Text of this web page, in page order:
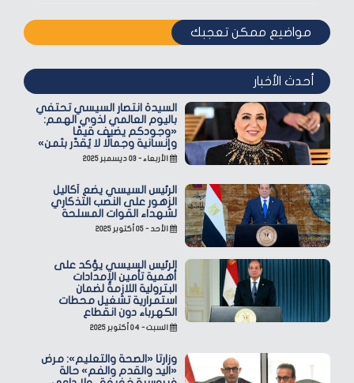
مواضيع ممكن تعجبك
أحدث الأخبار
السيدة انتصار السيسي تحتفي
باليوم العالمي لذوي الهمم:
«وجودكم يضيف قيمًا
وإنسانية وجمالًا لا يُقدّر بثمن»
الأربعاء - ٠٣ ديسمبر ٢٠٢٥
الرئيس السيسي يضع أكاليل
الزهور على النصب التذكاري
لشهداء القوات المسلحة
الأحد - ٠٥ أكتوبر ٢٠٢٥
الرئيس السيسي يؤكد على
أهمية تأمين الإمدادات
البترولية اللازمة لضمان
استمرارية تشغيل محطات
الكهرباء دون انقطاع
السبت - ٠٤ أكتوبر ٢٠٢٥
وزارتا «الصحة والتعليم»: مرض
«اليد والقدم والفم» حالة